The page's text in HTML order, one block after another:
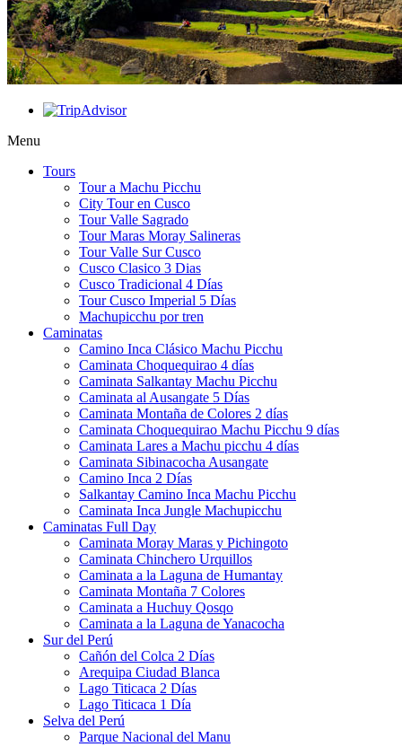
Menu
Tours
Tour a Machu Picchu
City Tour en Cusco
Tour Valle Sagrado
Tour Maras Moray Salineras
Tour Valle Sur Cusco
Cusco Clasico 3 Dias
Cusco Tradicional 4 Días
Tour Cusco Imperial 5 Días
Machupicchu por tren
Caminatas
Camino Inca Clásico Machu Picchu
Caminata Choquequirao 4 días
Caminata Salkantay Machu Picchu
Caminata al Ausangate 5 Días
Caminata Montaña de Colores 2 días
Caminata Choquequirao Machu Picchu 9 días
Caminata Lares a Machu picchu 4 días
Caminata Sibinacocha Ausangate
Camino Inca 2 Días
Salkantay Camino Inca Machu Picchu
Caminata Inca Jungle Machupicchu
Caminatas Full Day
Caminata Moray Maras y Pichingoto
Caminata Chinchero Urquillos
Caminata a la Laguna de Humantay
Caminata Montaña 7 Colores
Caminata a Huchuy Qosqo
Caminata a la Laguna de Yanacocha
Sur del Perú
Cañón del Colca 2 Días
Arequipa Ciudad Blanca
Lago Titicaca 2 Días
Lago Titicaca 1 Día
Selva del Perú
Parque Nacional del Manu